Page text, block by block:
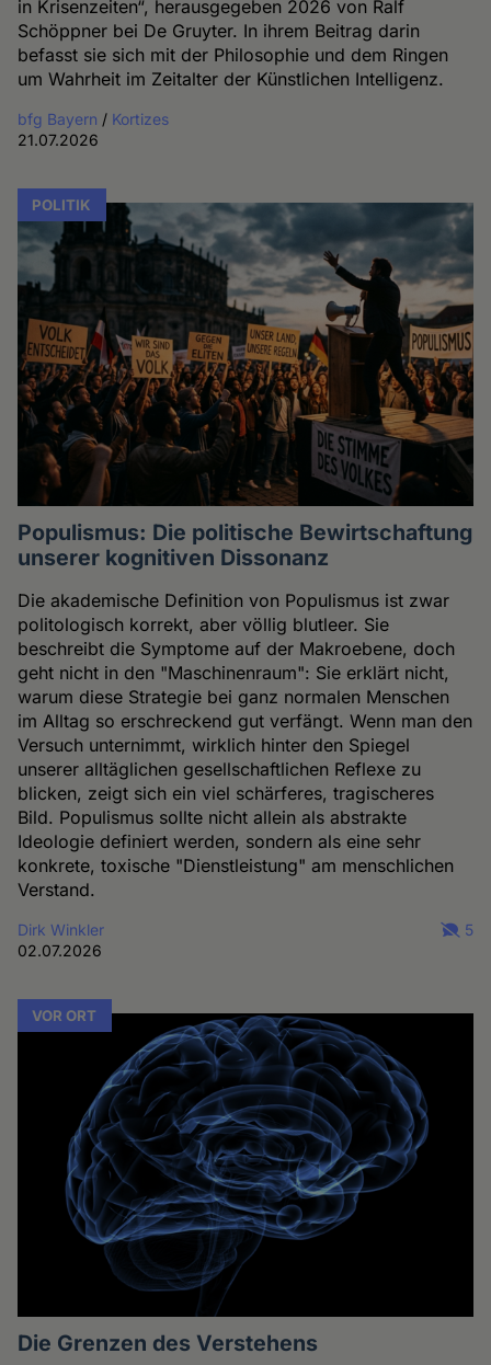
in Krisenzeiten“, herausgegeben 2026 von Ralf
Schöppner bei De Gruyter. In ihrem Beitrag darin
befasst sie sich mit der Philosophie und dem Ringen
um Wahrheit im Zeitalter der Künstlichen Intelligenz.
bfg Bayern / Kortizes
21.07.2026
POLITIK
Populismus: Die politische Bewirtschaftung
unserer kognitiven Dissonanz
Die akademische Definition von Populismus ist zwar
politologisch korrekt, aber völlig blutleer. Sie
beschreibt die Symptome auf der Makroebene, doch
geht nicht in den "Maschinenraum": Sie erklärt nicht,
warum diese Strategie bei ganz normalen Menschen
im Alltag so erschreckend gut verfängt. Wenn man den
Versuch unternimmt, wirklich hinter den Spiegel
unserer alltäglichen gesellschaftlichen Reflexe zu
blicken, zeigt sich ein viel schärferes, tragischeres
Bild. Populismus sollte nicht allein als abstrakte
Ideologie definiert werden, sondern als eine sehr
konkrete, toxische "Dienstleistung" am menschlichen
Verstand.
Dirk Winkler
02.07.2026
5
VOR ORT
Die Grenzen des Verstehens